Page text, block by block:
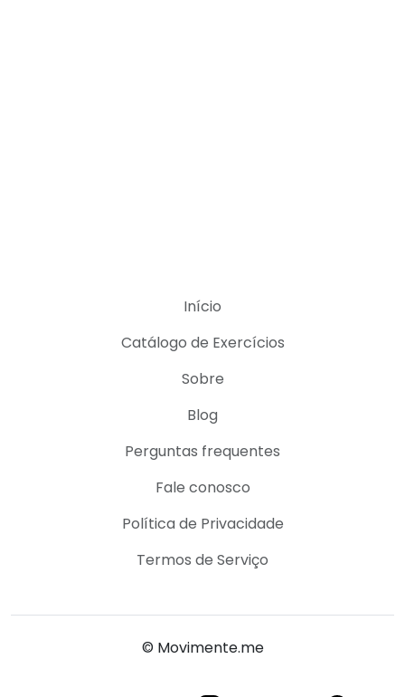
Início
Catálogo de Exercícios
Sobre
Blog
Perguntas frequentes
Fale conosco
Política de Privacidade
Termos de Serviço
© Movimente.me